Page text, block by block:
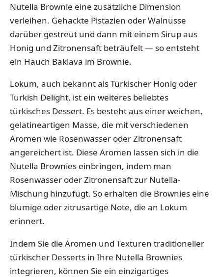
Nutella Brownie eine zusätzliche Dimension
verleihen. Gehackte Pistazien oder Walnüsse
darüber gestreut und dann mit einem Sirup aus
Honig und Zitronensaft beträufelt — so entsteht
ein Hauch Baklava im Brownie.
Lokum, auch bekannt als Türkischer Honig oder
Turkish Delight, ist ein weiteres beliebtes
türkisches Dessert. Es besteht aus einer weichen,
gelatineartigen Masse, die mit verschiedenen
Aromen wie Rosenwasser oder Zitronensaft
angereichert ist. Diese Aromen lassen sich in die
Nutella Brownies einbringen, indem man
Rosenwasser oder Zitronensaft zur Nutella-
Mischung hinzufügt. So erhalten die Brownies eine
blumige oder zitrusartige Note, die an Lokum
erinnert.
Indem Sie die Aromen und Texturen traditioneller
türkischer Desserts in Ihre Nutella Brownies
integrieren, können Sie ein einzigartiges